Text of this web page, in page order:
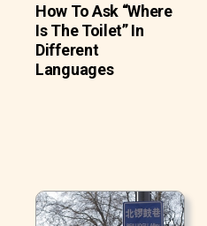
How To Ask “Where
Is The Toilet” In
Different
Languages